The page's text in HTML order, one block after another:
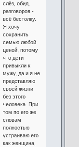
слёз, обид,
разговоров -
всё бестолку.
Я хочу
сохранить
семью любой
ценой, потому
что дети
привыкли к
мужу, да и я не
представляю
своей жизни
без этого
человека. При
том по его же
словам
полностью
устраиваю его
как женщина,